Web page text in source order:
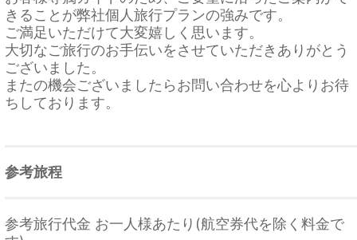
きることが弊社個人旅行プランの強みです。
ご満足いただけて大変嬉しく思います。
大切なご旅行のお手伝いをさせていただきありがとう
ございました。
またの機会ございましたらお問い合わせを心よりお待
ちしております。
参考旅程
参考旅行代金 お一人様あたり(航空券代を除く料金で